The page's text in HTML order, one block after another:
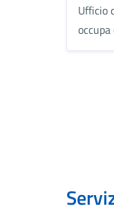
Ufficio